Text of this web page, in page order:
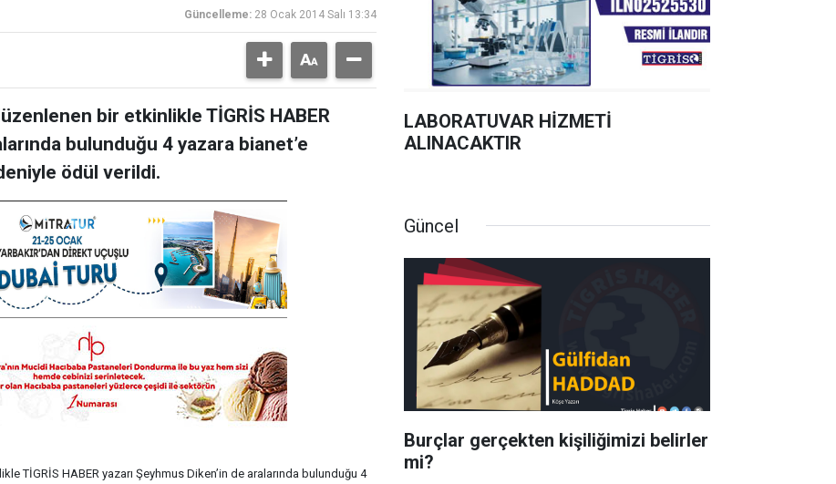
Güncelleme: 28 Ocak 2014 Salı 13:34
bir etkinlikle TİGRİS HABER
bulunduğu 4 yazara bianet’e
ödül verildi.
TİGRİS HABER yazarı Şeyhmus Diken’in de aralarında bulunduğu 4
LABORATUVAR HİZMETİ
ALINACAKTIR
Güncel
Burçlar gerçekten kişiliğimizi belirler
mi?